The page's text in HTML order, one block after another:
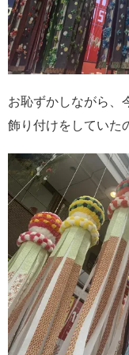
お恥ずかしながら、
飾り付けをしていた